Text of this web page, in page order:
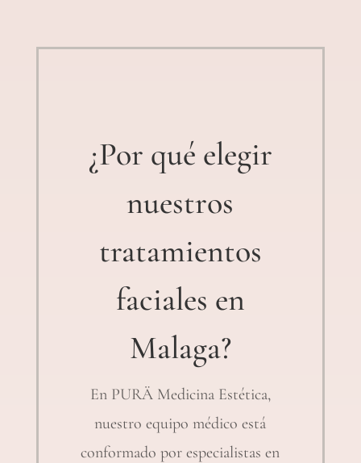
¿Por qué elegir
nuestros
tratamientos
faciales en
Malaga?
En PURÄ Medicina Estética,
nuestro equipo médico está
conformado por especialistas en